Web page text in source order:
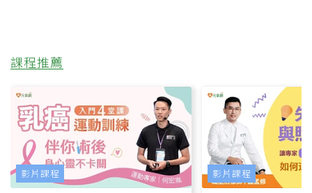
課程推薦
影片課程 影片課程